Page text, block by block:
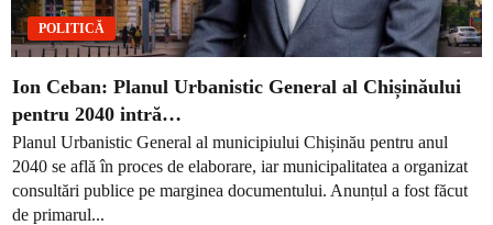
POLITICĂ
Ion Ceban: Planul Urbanistic General al Chișinăului
pentru 2040 intră…
Planul Urbanistic General al municipiului Chișinău pentru anul
2040 se află în proces de elaborare, iar municipalitatea a organizat
consultări publice pe marginea documentului. Anunțul a fost făcut
de primarul...